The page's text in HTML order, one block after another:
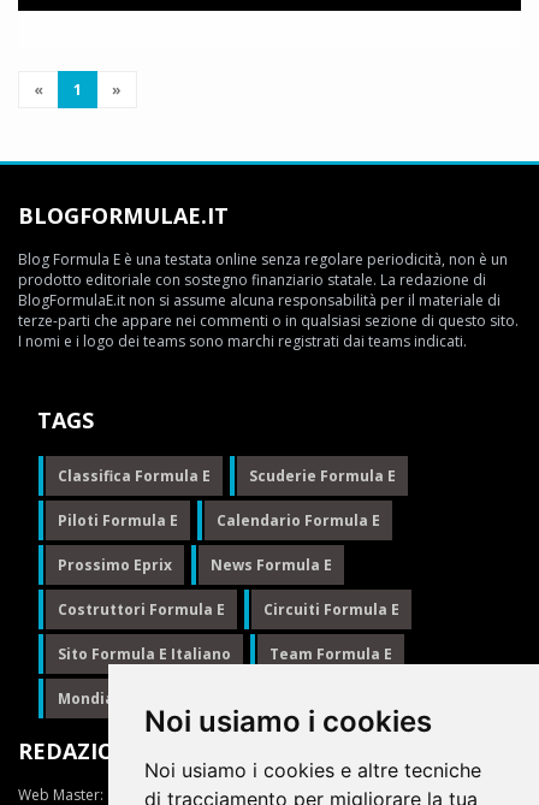
Noi usiamo i cookies
Noi usiamo i cookies e altre tecniche
di tracciamento per migliorare la tua
« 1 »
BLOGFORMULAE.IT
Blog Formula E è una testata online senza regolare periodicità, non è un
prodotto editoriale con sostegno finanziario statale. La redazione di
BlogFormulaE.it non si assume alcuna responsabilità per il materiale di
terze-parti che appare nei commenti o in qualsiasi sezione di questo sito.
I nomi e i logo dei teams sono marchi registrati dai teams indicati.
TAGS
Classifica Formula E Scuderie Formula E
Piloti Formula E Calendario Formula E
Prossimo Eprix News Formula E
Costruttori Formula E Circuiti Formula E
Sito Formula E Italiano Team Formula E
Mondiale Formula E
REDAZIONE
Web Master: Ing.Daniele Muscarella